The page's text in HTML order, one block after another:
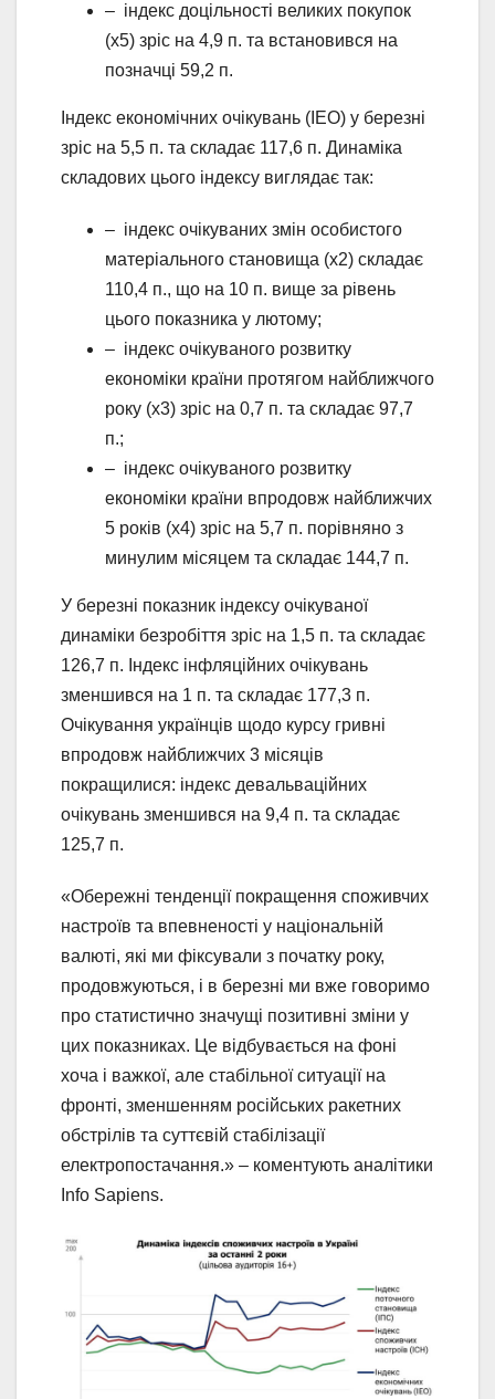
– індекс доцільності великих покупок
(х5) зріс на 4,9 п. та встановився на
позначці 59,2 п.
Індекс економічних очікувань (ІЕО) у березні
зріс на 5,5 п. та складає 117,6 п. Динаміка
складових цього індексу виглядає так:
– індекс очікуваних змін особистого
матеріального становища (х2) складає
110,4 п., що на 10 п. вище за рівень
цього показника у лютому;
– індекс очікуваного розвитку
економіки країни протягом найближчого
року (х3) зріс на 0,7 п. та складає 97,7
п.;
– індекс очікуваного розвитку
економіки країни впродовж найближчих
5 років (х4) зріс на 5,7 п. порівняно з
минулим місяцем та складає 144,7 п.
У березні показник індексу очікуваної
динаміки безробіття зріс на 1,5 п. та складає
126,7 п. Індекс інфляційних очікувань
зменшився на 1 п. та складає 177,3 п.
Очікування українців щодо курсу гривні
впродовж найближчих 3 місяців
покращилися: індекс девальваційних
очікувань зменшився на 9,4 п. та складає
125,7 п.
«Обережні тенденції покращення споживчих
настроїв та впевненості у національній
валюті, які ми фіксували з початку року,
продовжуються, і в березні ми вже говоримо
про статистично значущі позитивні зміни у
цих показниках. Це відбувається на фоні
хоча і важкої, але стабільної ситуації на
фронті, зменшенням російських ракетних
обстрілів та суттєвій стабілізації
електропостачання.» – коментують аналітики
Info Sapiens.